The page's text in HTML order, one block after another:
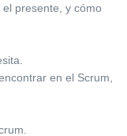
presente, y cómo
en el Scrum,